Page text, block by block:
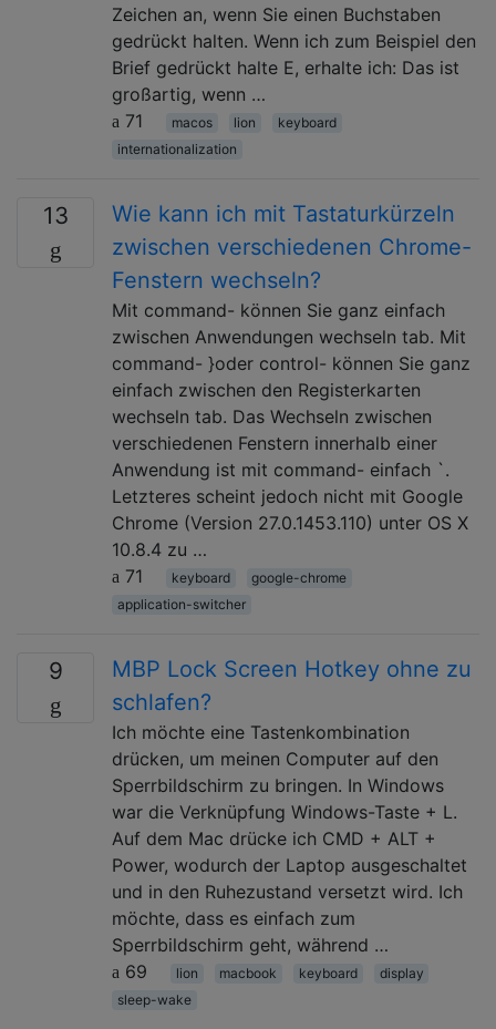
Zeichen an, wenn Sie einen Buchstaben
gedrückt halten. Wenn ich zum Beispiel den
Brief gedrückt halte E, erhalte ich: Das ist
großartig, wenn …
71
macos lion
keyboard
internationalization
13
Wie kann ich mit Tastaturkürzeln
zwischen verschiedenen Chrome-
Fenstern wechseln?
Mit command- können Sie ganz einfach
zwischen Anwendungen wechseln tab. Mit
command- }oder control- können Sie ganz
einfach zwischen den Registerkarten
wechseln tab. Das Wechseln zwischen
verschiedenen Fenstern innerhalb einer
Anwendung ist mit command- einfach `.
Letzteres scheint jedoch nicht mit Google
Chrome (Version 27.0.1453.110) unter OS X
10.8.4 zu …
71
keyboard
google-chrome
application-switcher
9
MBP Lock Screen Hotkey ohne zu
schlafen?
Ich möchte eine Tastenkombination
drücken, um meinen Computer auf den
Sperrbildschirm zu bringen. In Windows
war die Verknüpfung Windows-Taste + L.
Auf dem Mac drücke ich CMD + ALT +
Power, wodurch der Laptop ausgeschaltet
und in den Ruhezustand versetzt wird. Ich
möchte, dass es einfach zum
Sperrbildschirm geht, während …
69
lion macbook keyboard
display
sleep-wake